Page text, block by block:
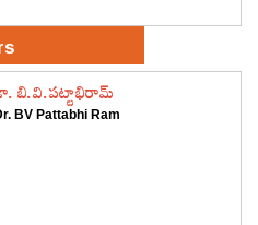
బి.వి.పట్టాభిరామ్
BV Pattabhi Ram